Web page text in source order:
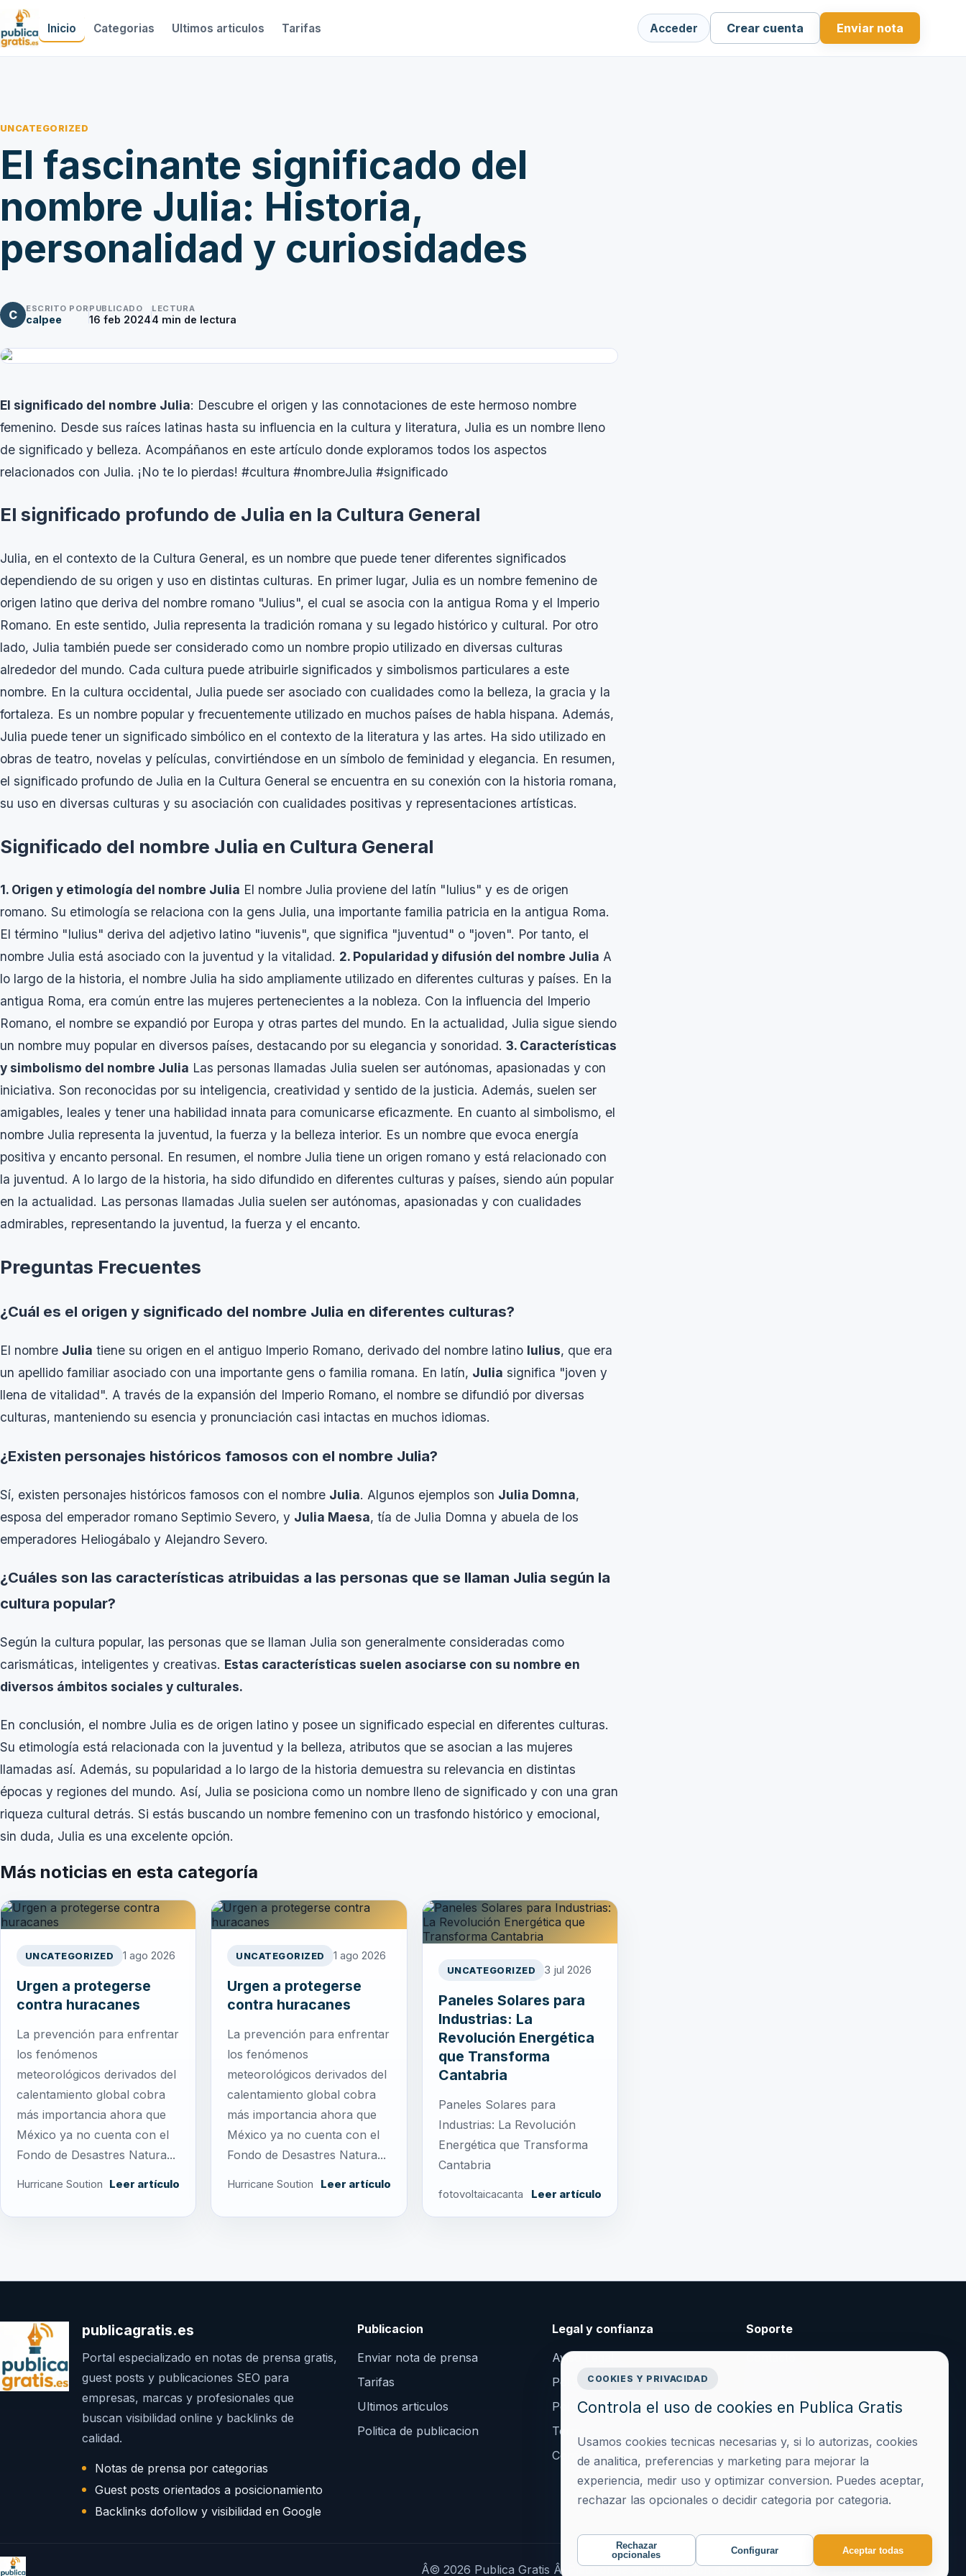
Inicio Categorias Ultimos articulos Tarifas Acceder Crear cuenta Enviar nota
UNCATEGORIZED
El fascinante significado del
nombre Julia: Historia,
personalidad y curiosidades
C ESCRITO POR
calpee
PUBLICADO
16 feb 2024
LECTURA
4 min de lectura
El significado del nombre Julia: Descubre el origen y las connotaciones de este hermoso nombre
femenino. Desde sus raíces latinas hasta su influencia en la cultura y literatura, Julia es un nombre lleno
de significado y belleza. Acompáñanos en este artículo donde exploramos todos los aspectos
relacionados con Julia. ¡No te lo pierdas! #cultura #nombreJulia #significado
El significado profundo de Julia en la Cultura General
Julia, en el contexto de la Cultura General, es un nombre que puede tener diferentes significados
dependiendo de su origen y uso en distintas culturas. En primer lugar, Julia es un nombre femenino de
origen latino que deriva del nombre romano "Julius", el cual se asocia con la antigua Roma y el Imperio
Romano. En este sentido, Julia representa la tradición romana y su legado histórico y cultural. Por otro
lado, Julia también puede ser considerado como un nombre propio utilizado en diversas culturas
alrededor del mundo. Cada cultura puede atribuirle significados y simbolismos particulares a este
nombre. En la cultura occidental, Julia puede ser asociado con cualidades como la belleza, la gracia y la
fortaleza. Es un nombre popular y frecuentemente utilizado en muchos países de habla hispana. Además,
Julia puede tener un significado simbólico en el contexto de la literatura y las artes. Ha sido utilizado en
obras de teatro, novelas y películas, convirtiéndose en un símbolo de feminidad y elegancia. En resumen,
el significado profundo de Julia en la Cultura General se encuentra en su conexión con la historia romana,
su uso en diversas culturas y su asociación con cualidades positivas y representaciones artísticas.
Significado del nombre Julia en Cultura General
1. Origen y etimología del nombre Julia El nombre Julia proviene del latín "Iulius" y es de origen
romano. Su etimología se relaciona con la gens Julia, una importante familia patricia en la antigua Roma.
El término "Iulius" deriva del adjetivo latino "iuvenis", que significa "juventud" o "joven". Por tanto, el
nombre Julia está asociado con la juventud y la vitalidad. 2. Popularidad y difusión del nombre Julia A
lo largo de la historia, el nombre Julia ha sido ampliamente utilizado en diferentes culturas y países. En la
antigua Roma, era común entre las mujeres pertenecientes a la nobleza. Con la influencia del Imperio
Romano, el nombre se expandió por Europa y otras partes del mundo. En la actualidad, Julia sigue siendo
un nombre muy popular en diversos países, destacando por su elegancia y sonoridad. 3. Características
y simbolismo del nombre Julia Las personas llamadas Julia suelen ser autónomas, apasionadas y con
iniciativa. Son reconocidas por su inteligencia, creatividad y sentido de la justicia. Además, suelen ser
amigables, leales y tener una habilidad innata para comunicarse eficazmente. En cuanto al simbolismo, el
nombre Julia representa la juventud, la fuerza y la belleza interior. Es un nombre que evoca energía
positiva y encanto personal. En resumen, el nombre Julia tiene un origen romano y está relacionado con
la juventud. A lo largo de la historia, ha sido difundido en diferentes culturas y países, siendo aún popular
en la actualidad. Las personas llamadas Julia suelen ser autónomas, apasionadas y con cualidades
admirables, representando la juventud, la fuerza y el encanto.
Preguntas Frecuentes
¿Cuál es el origen y significado del nombre Julia en diferentes culturas?
El nombre Julia tiene su origen en el antiguo Imperio Romano, derivado del nombre latino Iulius, que era
un apellido familiar asociado con una importante gens o familia romana. En latín, Julia significa "joven y
llena de vitalidad". A través de la expansión del Imperio Romano, el nombre se difundió por diversas
culturas, manteniendo su esencia y pronunciación casi intactas en muchos idiomas.
¿Existen personajes históricos famosos con el nombre Julia?
Sí, existen personajes históricos famosos con el nombre Julia. Algunos ejemplos son Julia Domna,
esposa del emperador romano Septimio Severo, y Julia Maesa, tía de Julia Domna y abuela de los
emperadores Heliogábalo y Alejandro Severo.
¿Cuáles son las características atribuidas a las personas que se llaman Julia según la
cultura popular?
Según la cultura popular, las personas que se llaman Julia son generalmente consideradas como
carismáticas, inteligentes y creativas. Estas características suelen asociarse con su nombre en
diversos ámbitos sociales y culturales.
En conclusión, el nombre Julia es de origen latino y posee un significado especial en diferentes culturas.
Su etimología está relacionada con la juventud y la belleza, atributos que se asocian a las mujeres
llamadas así. Además, su popularidad a lo largo de la historia demuestra su relevancia en distintas
épocas y regiones del mundo. Así, Julia se posiciona como un nombre lleno de significado y con una gran
riqueza cultural detrás. Si estás buscando un nombre femenino con un trasfondo histórico y emocional,
sin duda, Julia es una excelente opción.
Más noticias en esta categoría
UNCATEGORIZED 1 ago 2026
Urgen a protegerse
contra huracanes
La prevención para enfrentar
los fenómenos
meteorológicos derivados del
calentamiento global cobra
más importancia ahora que
México ya no cuenta con el
Fondo de Desastres Natura...
Hurricane Soution Leer artículo
UNCATEGORIZED 1 ago 2026
Urgen a protegerse
contra huracanes
La prevención para enfrentar
los fenómenos
meteorológicos derivados del
calentamiento global cobra
más importancia ahora que
México ya no cuenta con el
Fondo de Desastres Natura...
Hurricane Soution Leer artículo
UNCATEGORIZED 3 jul 2026
Paneles Solares para
Industrias: La
Revolución Energética
que Transforma
Cantabria
Paneles Solares para
Industrias: La Revolución
Energética que Transforma
Cantabria
fotovoltaicacanta Leer artículo
publicagratis.es
Portal especializado en notas de prensa gratis,
guest posts y publicaciones SEO para
empresas, marcas y profesionales que
buscan visibilidad online y backlinks de
calidad.
Notas de prensa por categorias
Guest posts orientados a posicionamiento
Backlinks dofollow y visibilidad en Google
Publicacion
Enviar nota de prensa
Tarifas
Ultimos articulos
Politica de publicacion
Legal y confianza
Aviso Legal
Politica de Privacidad
Politica de Cookies
Terminos y Condiciones
Configurar cookies
Soporte
Acceder
Â© 2026 Publica Gratis Â· Plataforma de publicacion de notas de prensa y contenidos SEO
COOKIES Y PRIVACIDAD
Controla el uso de cookies en Publica Gratis
Usamos cookies tecnicas necesarias y, si lo autorizas, cookies
de analitica, preferencias y marketing para mejorar la
experiencia, medir uso y optimizar conversion. Puedes aceptar,
rechazar las opcionales o decidir categoria por categoria.
Rechazar
opcionales
Configurar Aceptar todas